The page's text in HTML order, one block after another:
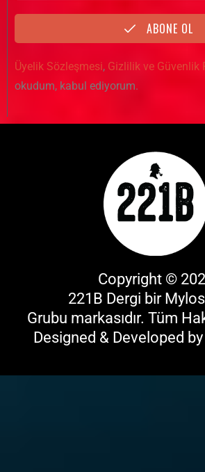
ABONE OL
Üyelik Sözleşmesi, Gizlilik ve Güvenlik
okudum, kabul ediyorum.
Copyright ©
221B Dergi bir
Grubu markasıdır. Tüm
Designed & Developed by